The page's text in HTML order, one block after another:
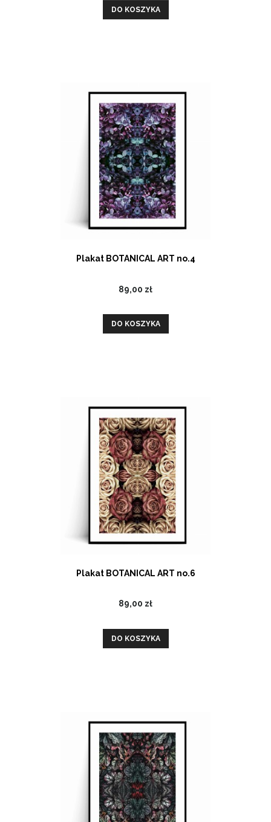
DO KOSZYKA
Plakat BOTANICAL ART no.4
89,00 zł
DO KOSZYKA
Plakat BOTANICAL ART no.6
89,00 zł
DO KOSZYKA